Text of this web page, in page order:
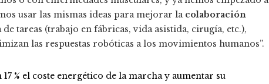
usar las mismas ideas para mejorar la colaboración
de tareas (trabajo en fábricas, vida asistida, cirugía, etc.),
las respuestas robóticas a los movimientos humanos”.
% el coste energético de la marcha y aumentar su